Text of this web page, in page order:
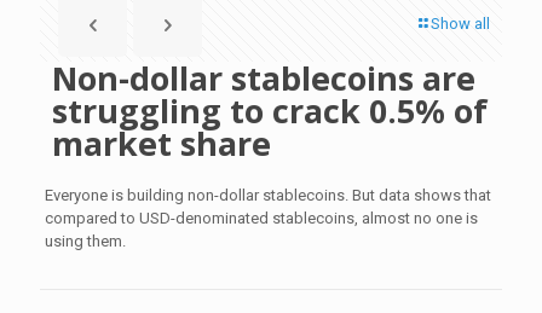
Show all
Non-dollar stablecoins are
struggling to crack 0.5% of
market share
Everyone is building non-dollar stablecoins. But data shows that
compared to USD-denominated stablecoins, almost no one is
using them.